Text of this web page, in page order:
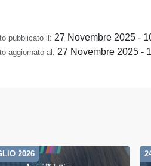
pubblicato il: 27 Novembre 2025 -
aggiornato al: 27 Novembre 2025 -
2026